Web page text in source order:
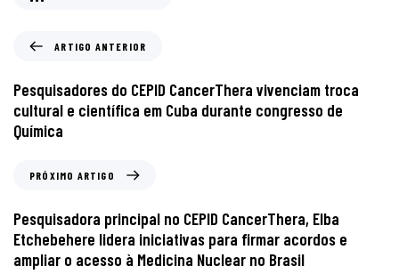
ARTIGO ANTERIOR
Pesquisadores do CEPID CancerThera vivenciam troca
cultural e científica em Cuba durante congresso de
Química
PRÓXIMO ARTIGO
Pesquisadora principal no CEPID CancerThera, Elba
Etchebehere lidera iniciativas para firmar acordos e
ampliar o acesso à Medicina Nuclear no Brasil